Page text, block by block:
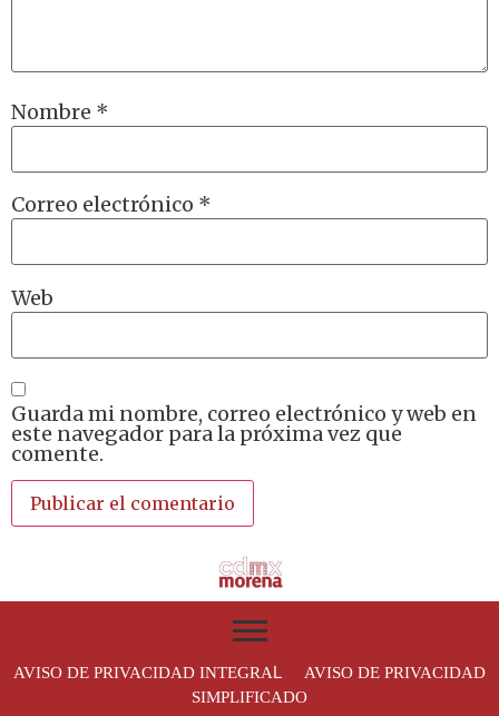
Nombre *
Correo electrónico *
Web
Guarda mi nombre, correo electrónico y web en
este navegador para la próxima vez que
comente.
AVISO DE PRIVACIDAD INTEGRAL AVISO DE PRIVACIDAD
SIMPLIFICADO